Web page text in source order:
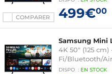
COMPARER 499€00
Samsung Mini
4K 50" (125
Fi/Bluetooth/
DISPO : EN STOCK